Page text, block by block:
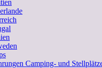
Camping- und